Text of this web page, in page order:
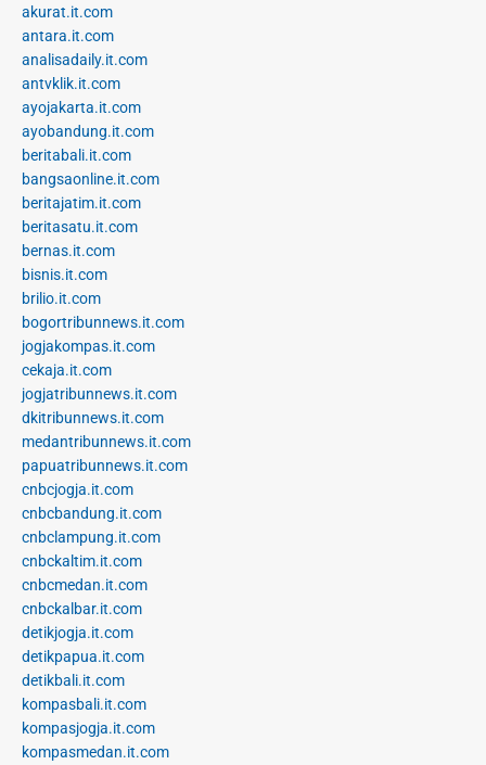
akurat.it.com
antara.it.com
analisadaily.it.com
antvklik.it.com
ayojakarta.it.com
ayobandung.it.com
beritabali.it.com
bangsaonline.it.com
beritajatim.it.com
beritasatu.it.com
bernas.it.com
bisnis.it.com
brilio.it.com
bogortribunnews.it.com
jogjakompas.it.com
cekaja.it.com
jogjatribunnews.it.com
dkitribunnews.it.com
medantribunnews.it.com
papuatribunnews.it.com
cnbcjogja.it.com
cnbcbandung.it.com
cnbclampung.it.com
cnbckaltim.it.com
cnbcmedan.it.com
cnbckalbar.it.com
detikjogja.it.com
detikpapua.it.com
detikbali.it.com
kompasbali.it.com
kompasjogja.it.com
kompasmedan.it.com